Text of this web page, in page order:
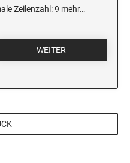
Zeilenzahl: 9 mehr…